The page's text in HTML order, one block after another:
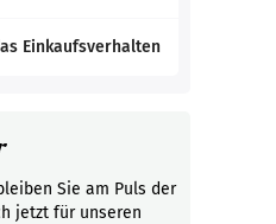
Einkaufsverhalten
Sie am Puls der
jetzt für unseren